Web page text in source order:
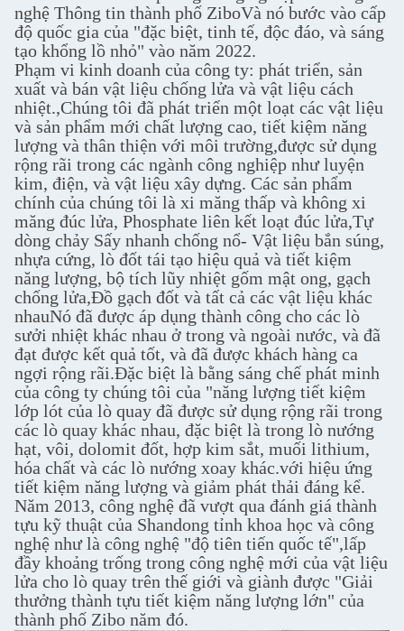
nghệ Thông tin thành phố ZiboVà nó bước vào cấp
độ quốc gia của "đặc biệt, tinh tế, độc đáo, và sáng
tạo khổng lồ nhỏ" vào năm 2022.
Phạm vi kinh doanh của công ty: phát triển, sản
xuất và bán vật liệu chống lửa và vật liệu cách
nhiệt.,Chúng tôi đã phát triển một loạt các vật liệu
và sản phẩm mới chất lượng cao, tiết kiệm năng
lượng và thân thiện với môi trường,được sử dụng
rộng rãi trong các ngành công nghiệp như luyện
kim, điện, và vật liệu xây dựng. Các sản phẩm
chính của chúng tôi là xi măng thấp và không xi
măng đúc lửa, Phosphate liên kết loạt đúc lửa,Tự
dòng chảy Sấy nhanh chống nổ- Vật liệu bắn súng,
nhựa cứng, lò đốt tái tạo hiệu quả và tiết kiệm
năng lượng, bộ tích lũy nhiệt gốm mật ong, gạch
chống lửa,Đồ gạch đốt và tất cả các vật liệu khác
nhauNó đã được áp dụng thành công cho các lò
sưởi nhiệt khác nhau ở trong và ngoài nước, và đã
đạt được kết quả tốt, và đã được khách hàng ca
ngợi rộng rãi.Đặc biệt là bằng sáng chế phát minh
của công ty chúng tôi của "năng lượng tiết kiệm
lớp lót của lò quay đã được sử dụng rộng rãi trong
các lò quay khác nhau, đặc biệt là trong lò nướng
hạt, vôi, dolomit đốt, hợp kim sắt, muối lithium,
hóa chất và các lò nướng xoay khác.với hiệu ứng
tiết kiệm năng lượng và giảm phát thải đáng kể.
Năm 2013, công nghệ đã vượt qua đánh giá thành
tựu kỹ thuật của Shandong tỉnh khoa học và công
nghệ như là công nghệ "độ tiên tiến quốc tế",lấp
đầy khoảng trống trong công nghệ mới của vật liệu
lửa cho lò quay trên thế giới và giành được "Giải
thưởng thành tựu tiết kiệm năng lượng lớn" của
thành phố Zibo năm đó.